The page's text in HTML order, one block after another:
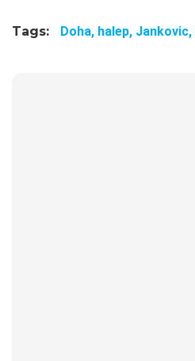
Tags: Doha, halep, Jankovic,